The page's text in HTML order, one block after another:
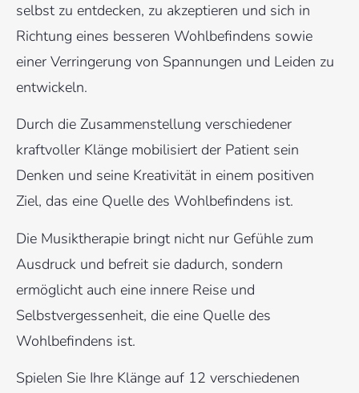
selbst zu entdecken, zu akzeptieren und sich in
Richtung eines besseren Wohlbefindens sowie
einer Verringerung von Spannungen und Leiden zu
entwickeln.
Durch die Zusammenstellung verschiedener
kraftvoller Klänge mobilisiert der Patient sein
Denken und seine Kreativität in einem positiven
Ziel, das eine Quelle des Wohlbefindens ist.
Die Musiktherapie bringt nicht nur Gefühle zum
Ausdruck und befreit sie dadurch, sondern
ermöglicht auch eine innere Reise und
Selbstvergessenheit, die eine Quelle des
Wohlbefindens ist.
Spielen Sie Ihre Klänge auf 12 verschiedenen